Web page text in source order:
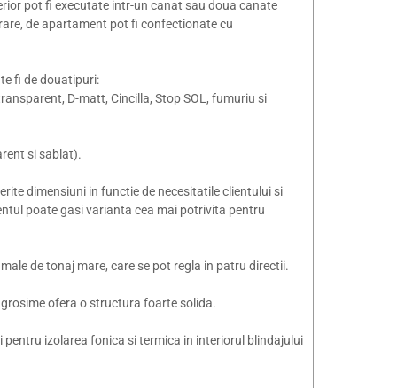
pot fi executate intr-un canat sau doua canate
de apartament pot fi confectionate cu
fi de douatipuri:
D-matt, Cincilla, Stop SOL, fumuriu si
si sablat).
dimensiuni in functie de necesitatile clientului si
poate gasi varianta cea mai potrivita pentru
de tonaj mare, care se pot regla in patru directii.
ofera o structura foarte solida.
izolarea fonica si termica in interiorul blindajului